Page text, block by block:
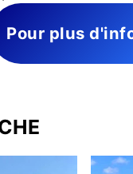
Pour plus